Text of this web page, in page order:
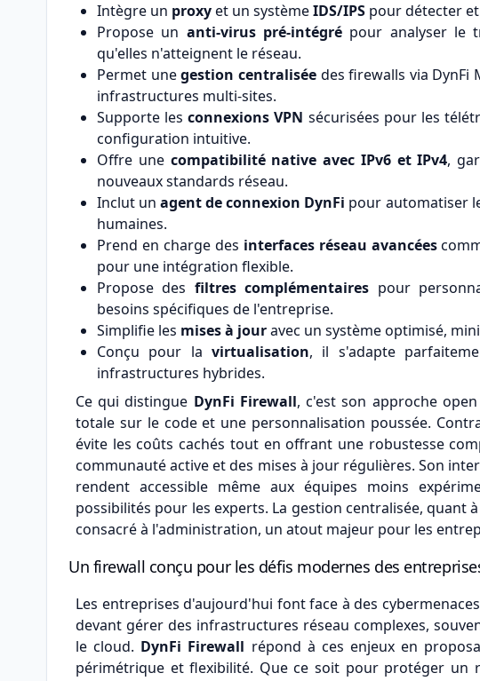
Intègre un proxyet un systèmeIDS/IPS pour détecter
Propose un anti-virus pré-intégré pour analyser le
qu'elles n'atteignent le réseau.
Permet unegestion centraliséedes firewalls via DynFi
infrastructures multi-sites.
Supporte lesconnexions VPN sécurisées pour les
configuration intuitive.
Offre une compatibilité native avec IPv6 et IPv4,
nouveaux standards réseau.
Inclut unagent de connexion DynFi pour automatiser
humaines.
Prend en charge des interfaces réseau avancées
pour une intégration flexible.
Propose des filtres complémentaires pour
besoins spécifiques de l'entreprise.
Simplifie les mises à jouravec un système optimisé,
Conçu pour lavirtualisation, il s'adapte
infrastructures hybrides.
Ce qui distingue DynFi Firewall, c'est son approche
totale sur le code et une personnalisation poussée.
évite les coûts cachés tout en offrant une robustesse
communauté active et des mises à jour régulières. Son
rendent accessible même aux équipes moins
possibilités pour les experts. La gestion centralisée, quant
consacré à l'administration, un atout majeur pour les
Un firewall conçu pour les défis modernes des
Les entreprises d'aujourd'hui font face à des
devant gérer des infrastructures réseau complexes,
le cloud. DynFi Firewall répond à ces enjeux en
périmétrique et flexibilité. Que ce soit pour protéger un